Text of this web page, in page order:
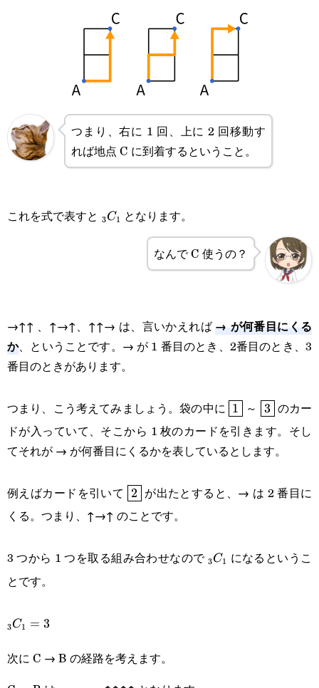
つまり、右に 1 回、上に 2 回移動す
れば地点 C に到着するということ。
これを式で表すと _3C_1
3C1 となります。
なんで C 使うの？
→↑↑ 、↑→↑、↑↑→ は、言いかえれば → が何番目にくる
か、ということです。→ が 1 番目のとき、2番目のとき、3
番目のときがあります。
つまり、こう考えてみましょう。袋の中に \boxed{1}
1 ～ \boxed{3}
3 のカー
ドが入っていて、そこから 1 枚のカードを引きます。そし
てそれが → が何番目にくるかを表しているとします。
例えばカードを引いて \boxed{2}
2 が出たとすると、→ は 2 番目に
くる。つまり、↑→↑ のことです。
3 つから 1 つを取る組み合わせなので _3C_1
3C1
になるというこ
とです。
_3C_1=3
3C1 = 3
次に C → B の経路を考えます。